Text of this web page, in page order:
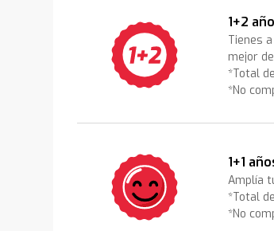
1+2
Tienes
mejor
*Total
*No
1+1
Amplía
*Total
*No